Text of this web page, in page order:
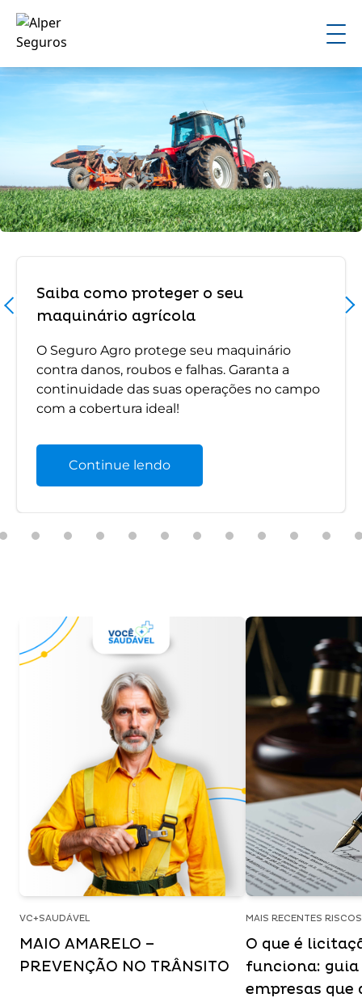
Saiba como proteger o seu
maquinário agrícola
O Seguro Agro protege seu maquinário
contra danos, roubos e falhas. Garanta a
continuidade das suas operações no campo
com a cobertura ideal!
Continue lendo
VC+SAUDÁVEL
MAIO AMARELO –
PREVENÇÃO NO TRÂNSITO
MAIS RECENTES
O que é
funciona:
empresas que